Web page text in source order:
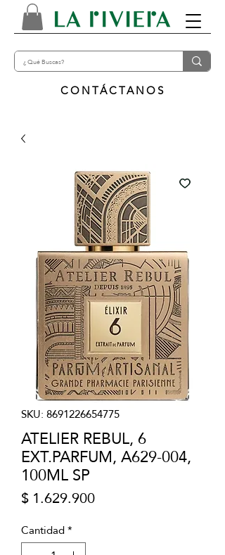
CONTÁCTANOS
SKU: 8691226654775
ATELIER REBUL, 6
EXT.PARFUM, A629-004,
100ML SP
$ 1.629.900Precio
Cantidad*